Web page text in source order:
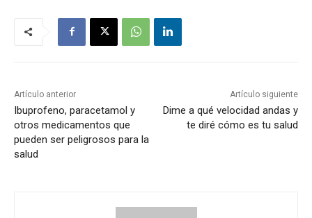
Artículo anterior
Ibuprofeno, paracetamol y
otros medicamentos que
pueden ser peligrosos para la
salud
Artículo siguiente
Dime a qué velocidad andas y
te diré cómo es tu salud